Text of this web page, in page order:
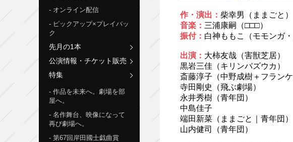
オンライン配信
ピックアップ×プレイバッ
ク
先月の1本
公演情報・チケット販売
特集
作品を未来へ。劇場を部
屋へ。
名作舞台、映像になって
再び劇場へ。
第67回岸田國士戯曲賞
作・演出： 柴幸男（ままごと）
音楽： 三浦康嗣（□□□）
振付： 白神ももこ（モモンガ
出演： 大柿友哉（害獣芝居）
黒岩三佳（キリンバズウカ）
斎藤淳子（中野成樹＋フランケ
寺田剛史（飛ぶ劇場）
永井秀樹（青年団）
中島佳子
端田新菜（ままごと｜青年団）
山内健司（青年団）